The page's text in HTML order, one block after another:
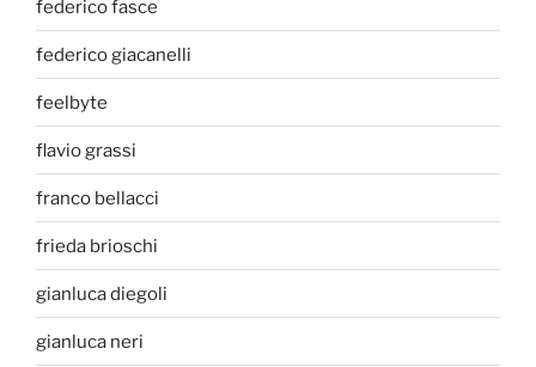
federico fasce
federico giacanelli
feelbyte
flavio grassi
franco bellacci
frieda brioschi
gianluca diegoli
gianluca neri